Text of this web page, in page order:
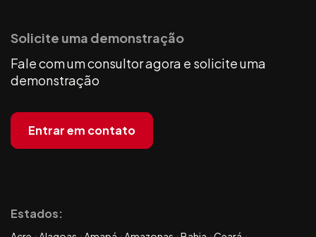
Solicite uma demonstração
Fale com um consultor agora e solicite uma
demonstração
Entrar em contato
Estados: